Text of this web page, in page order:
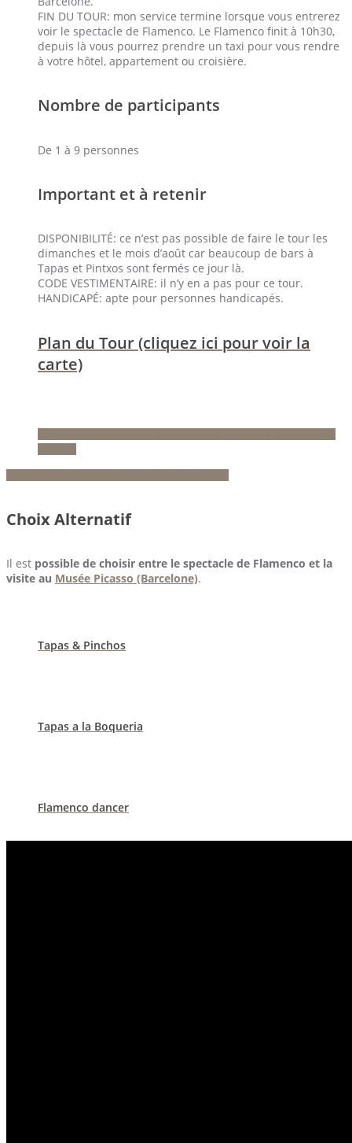
FIN DU TOUR: mon service termine lorsque vous entrerez
voir le spectacle de Flamenco. Le Flamenco finit à 10h30,
depuis là vous pourrez prendre un taxi pour vous rendre
à votre hôtel, appartement ou croisière.
Nombre de participants
De 1 à 9 personnes
Important et à retenir
DISPONIBILITÉ: ce n’est pas possible de faire le tour les
dimanches et le mois d’août car beaucoup de bars à
Tapas et Pintxos sont fermés ce jour là.
CODE VESTIMENTAIRE: il n’y en a pas pour ce tour.
HANDICAPÉ: apte pour personnes handicapés.
Plan du Tour (cliquez ici pour voir la
carte)
Choix Alternatif
Il est possible de choisir entre le spectacle de Flamenco et la
visite au Musée Picasso (Barcelone).
Tapas & Pinchos
Tapas a la Boqueria
Flamenco dancer